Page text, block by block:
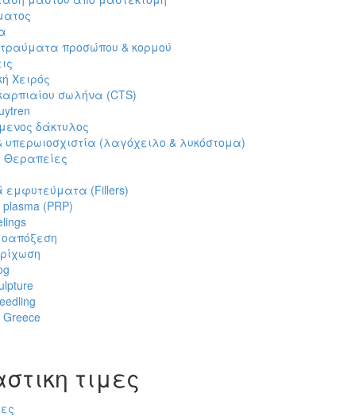
προσώπου & κορμού
Χειρός
σωλήνα (CTS)
δάκτυλος
υπερωιοσχιστία (λαγόχειλο & λυκόστομα)
Θεραπείες
εμφυτεύματα (Fillers)
(PRP)
Greece
τιμες